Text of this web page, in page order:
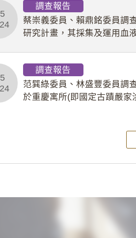
調查報告
蔡崇義委員、賴鼎銘委員調
研究計畫，其採集及運用血
調查報告
范巽綠委員、林盛豐委員調
於重慶寓所(即國定古蹟嚴